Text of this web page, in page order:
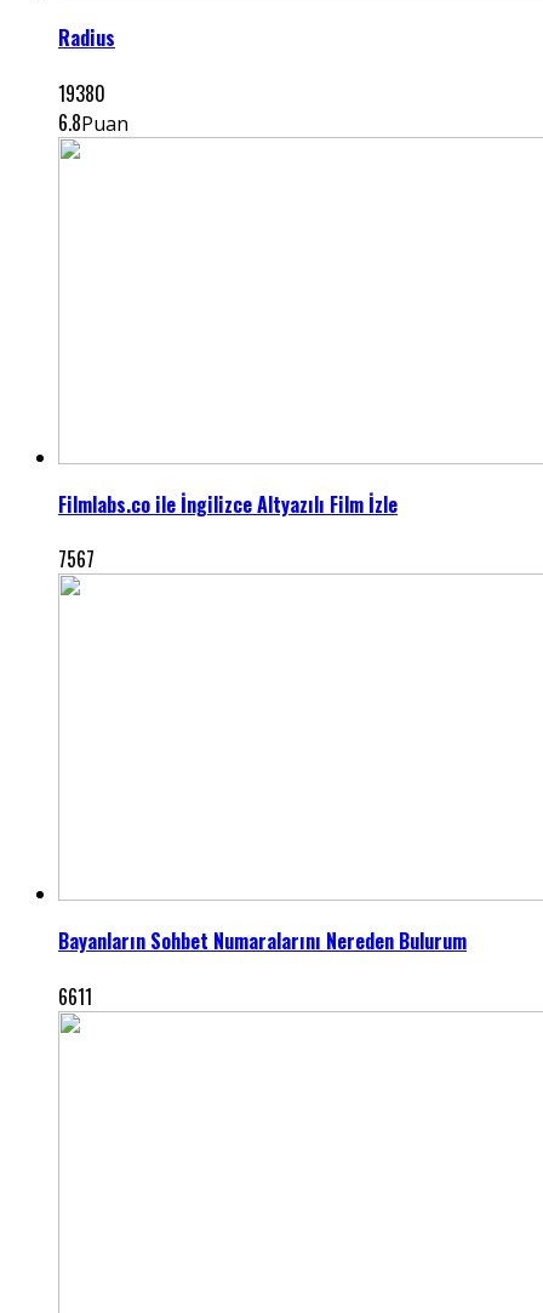
Radius
19380
6.8Puan
Filmlabs.co ile İngilizce Altyazılı Film İzle
7567
Bayanların Sohbet Numaralarını Nereden Bulurum
6611